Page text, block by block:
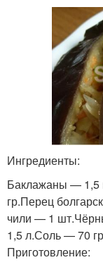
Ингредиенты:
Баклажаны — 1,5
гр.Перец
чили — 1
1,5 л.Соль — 70
Приготовление: